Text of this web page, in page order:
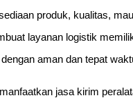
produk, kualitas,
layanan logistik
aman dan tepat
jasa kirim